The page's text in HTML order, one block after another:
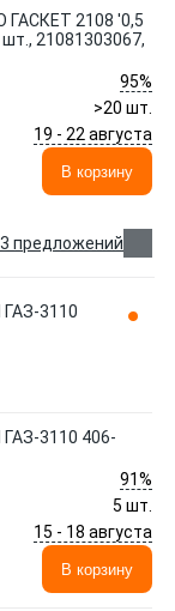
ГАСКЕТ 2108 '0,5
21081303067,
95%
>20 шт.
19 - 22 августа
В корзину
предложений
3110
3110 406-
91%
5 шт.
15 - 18 августа
В корзину